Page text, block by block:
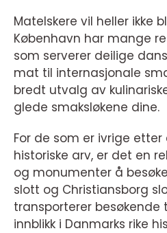
Matelskere vil heller ikke
København har mange
som serverer deilige
mat til internasjonale
bredt utvalg av
glede smaksløkene dine.
For de som er ivrige
historiske arv, er det en
og monumenter å
slott og Christiansborg
transporterer besøkende
innblikk i Danmarks rike